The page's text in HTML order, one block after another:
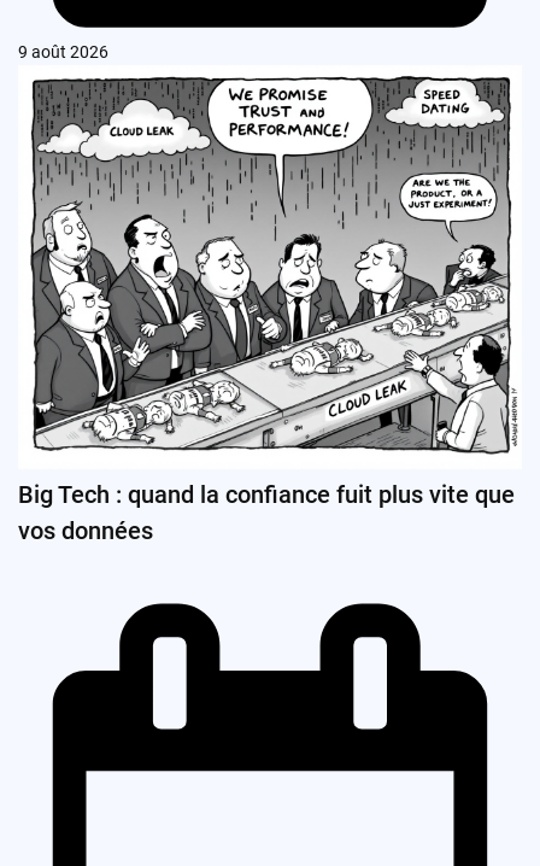
9 août 2026
Big Tech : quand la confiance fuit plus vite que
vos données